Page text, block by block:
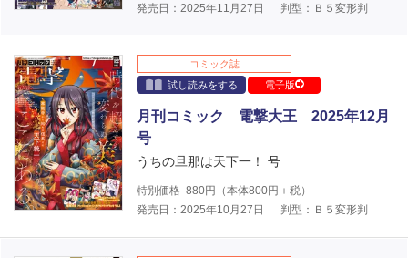
発売日：2025年11月27日
判型：Ｂ５変形判
コミック誌
試し読みをする
電子版
月刊コミック 電撃大王 2025年12月
号
うちの旦那は天下一！ 号
特別価格 880円（本体800円＋税）
発売日：2025年10月27日
判型：Ｂ５変形判